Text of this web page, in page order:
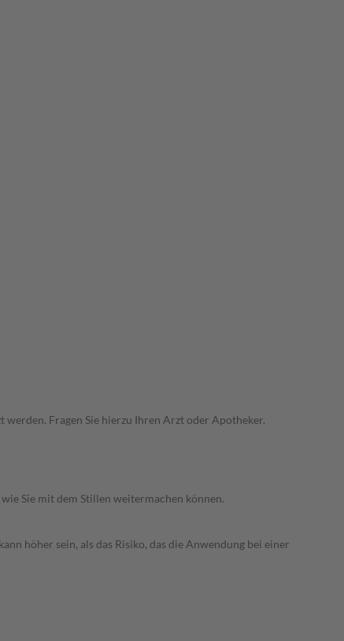
Fragen Sie hierzu Ihren Arzt oder Apotheker.
Sie mit dem Stillen weitermachen können.
höher sein, als das Risiko, das die Anwendung bei einer